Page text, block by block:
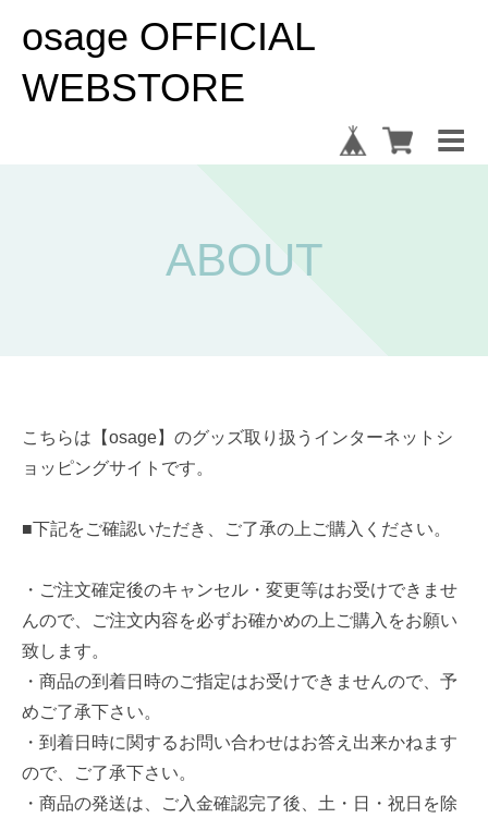
osage OFFICIAL
WEBSTORE
ABOUT
こちらは【osage】のグッズ取り扱うインターネットシ
ョッピングサイトです。
■下記をご確認いただき、ご了承の上ご購入ください。
・ご注文確定後のキャンセル・変更等はお受けできませ
んので、ご注文内容を必ずお確かめの上ご購入をお願い
致します。
・商品の到着日時のご指定はお受けできませんので、予
めご了承下さい。
・到着日時に関するお問い合わせはお答え出来かねます
ので、ご了承下さい。
・商品の発送は、ご入金確認完了後、土・日・祝日を除